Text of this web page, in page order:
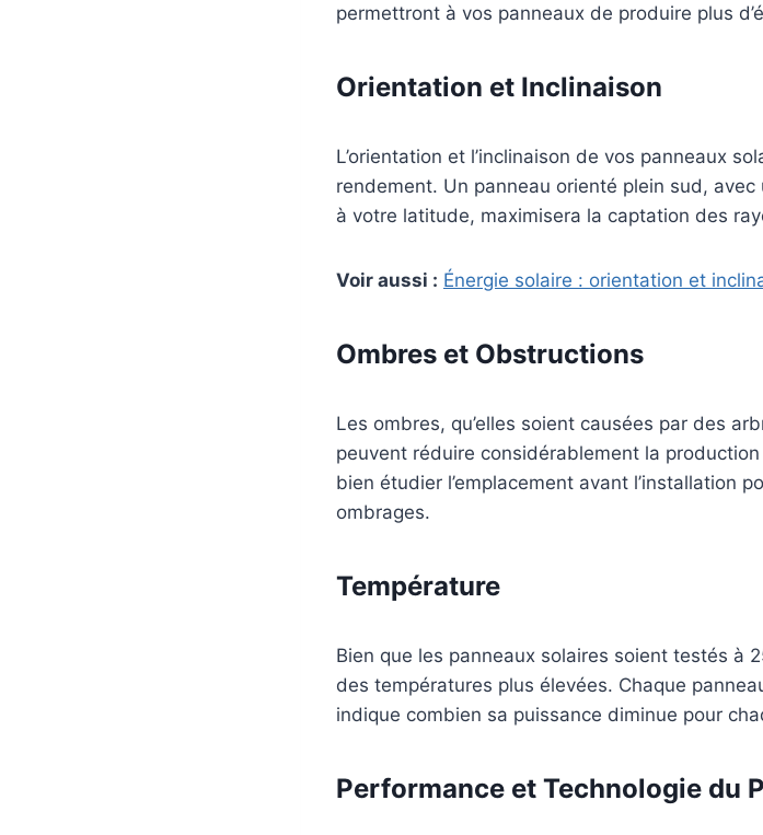
permettront à vos panneaux de produire plus
Orientation et Inclinaison
L’orientation et l’inclinaison de vos panneaux
rendement. Un panneau orienté plein sud,
à votre latitude, maximisera la captation des
Voir aussi : Énergie solaire : orientation et
Ombres et Obstructions
Les ombres, qu’elles soient causées par des
peuvent réduire considérablement la
bien étudier l’emplacement avant l’installation
ombrages.
Température
Bien que les panneaux solaires soient testés à
des températures plus élevées. Chaque
indique combien sa puissance diminue pour
Performance et Technologie du